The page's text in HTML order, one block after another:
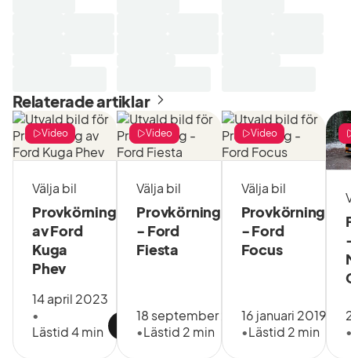
Relaterade artiklar
Välja bil
Provkörning
av Ford
Kuga
Phev
14 april 2023
•
Lästid 4 min
Video
Välja bil
Provkörning
- Ford
Fiesta
18 september 2018
•Lästid 2 min
Video
Välja bil
Provkörning
- Ford
Focus
16 januari 2019
•Lästid 2 min
Video